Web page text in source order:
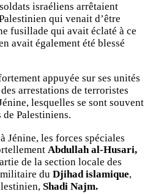
israéliens arrêtaient
qui venait d’être
fusillade qui avait éclaté à ce
avait également été blessé
appuyée sur ses unités
arrestations de terroristes
lesquelles se sont souvent
Palestiniens.
Jénine, les forces spéciales
Abdullah al-Husari,
de la section locale des
du Djihad islamique,
Shadi Najm.